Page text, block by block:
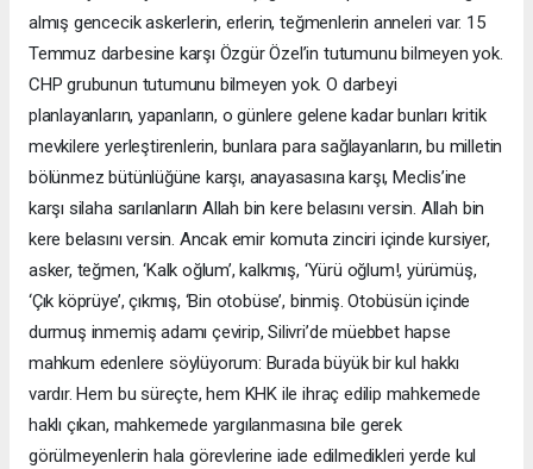
almış gencecik askerlerin, erlerin, teğmenlerin anneleri var. 15
Temmuz darbesine karşı Özgür Özel’in tutumunu bilmeyen yok.
CHP grubunun tutumunu bilmeyen yok. O darbeyi
planlayanların, yapanların, o günlere gelene kadar bunları kritik
mevkilere yerleştirenlerin, bunlara para sağlayanların, bu milletin
bölünmez bütünlüğüne karşı, anayasasına karşı, Meclis’ine
karşı silaha sarılanların Allah bin kere belasını versin. Allah bin
kere belasını versin. Ancak emir komuta zinciri içinde kursiyer,
asker, teğmen, ‘Kalk oğlum’, kalkmış, ‘Yürü oğlum!, yürümüş,
‘Çık köprüye’, çıkmış, ‘Bin otobüse’, binmiş. Otobüsün içinde
durmuş inmemiş adamı çevirip, Silivri’de müebbet hapse
mahkum edenlere söylüyorum: Burada büyük bir kul hakkı
vardır. Hem bu süreçte, hem KHK ile ihraç edilip mahkemede
haklı çıkan, mahkemede yargılanmasına bile gerek
görülmeyenlerin hala görevlerine iade edilmedikleri yerde kul